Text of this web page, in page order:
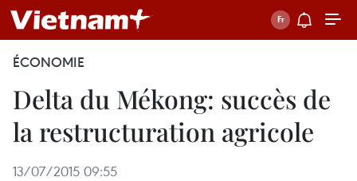
ÉCONOMIE
Delta du Mékong: succès de
la restructuration agricole
13/07/2015 09:55